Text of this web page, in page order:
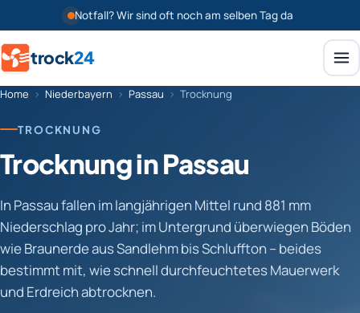
Notfall? Wir sind oft noch am selben Tag da
trock24
Home › Niederbayern › Passau › Trocknung
TROCKNUNG
Trocknung in Passau
In Passau fallen im langjährigen Mittel rund 881 mm
Niederschlag pro Jahr; im Untergrund überwiegen Böden
wie Braunerde aus Sandlehm bis Schluffton – beides
bestimmt mit, wie schnell durchfeuchtetes Mauerwerk
und Erdreich abtrocknen.